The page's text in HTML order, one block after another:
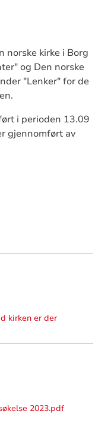
norske kirke i Borg
og Den norske
"Lenker" for de
i perioden 13.09
gjennomført av
kirken er der
2023.pdf